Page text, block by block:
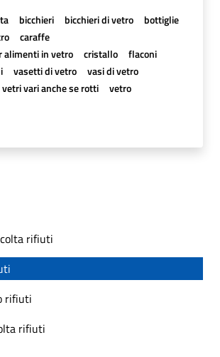
bicchieri bicchieri di vetro
bottiglie
caraffe
alimenti in vetro
cristallo
flaconi
vasetti di vetro
vasi di vetro
vetri vari anche se rotti vetro
rifiuti
rifiuti
rifiuti